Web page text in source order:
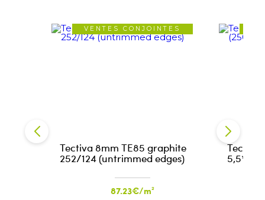
VENTES CONJOINTES
Tectiva 8mm TE85 graphite
252/124 (untrimmed edges)
87.23€/m²
Tectiva
5,5*40